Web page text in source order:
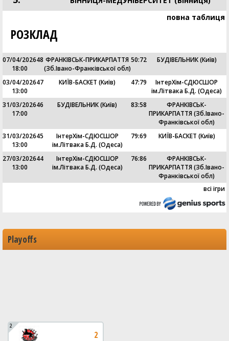
повна таблиця
РОЗКЛАД
07/04/2026
18:00
48 ФРАНКІВСЬК-ПРИКАРПАТТЯ
(Зб.Івано-Франківської обл)
50:72 БУДІВЕЛЬНИК (Київ)
03/04/2026
13:00
47 КИЇВ-БАСКЕТ (Київ) 47:79
ІнтерХім-СДЮСШОР
ім.Літвака Б.Д. (Одеса)
31/03/2026
17:00
46 БУДІВЕЛЬНИК (Київ) 83:58
ФРАНКІВСЬК-
ПРИКАРПАТТЯ (Зб.Івано-
Франківської обл)
31/03/2026
13:00
45
ІнтерХім-СДЮСШОР
ім.Літвака Б.Д. (Одеса)
79:69 КИЇВ-БАСКЕТ (Київ)
27/03/2026
13:00
44
ІнтерХім-СДЮСШОР
ім.Літвака Б.Д. (Одеса)
76:86
ФРАНКІВСЬК-
ПРИКАРПАТТЯ (Зб.Івано-
Франківської обл)
всі ігри
Playoffs
2
2